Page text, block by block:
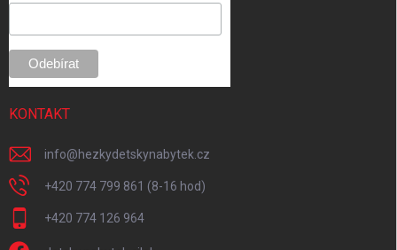
KONTAKT
info@hezkydetskynabytek.cz
+420 774 799 861 (8-16 hod)
+420 774 126 964